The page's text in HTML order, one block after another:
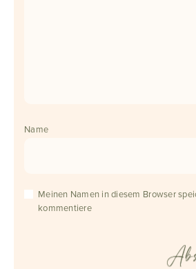
Name
Meinen Namen in diesem Browser
kommentiere